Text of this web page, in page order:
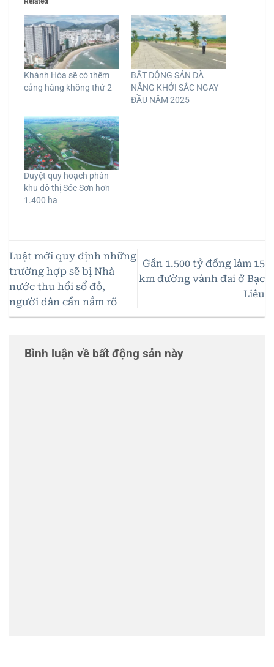
Khánh Hòa sẽ có thêm
cảng hàng không thứ 2
BẤT ĐỘNG SẢN ĐÀ
NẴNG KHỞI SẮC NGAY
ĐẦU NĂM 2025
Duyệt quy hoạch phân
khu đô thị Sóc Sơn hơn
1.400 ha
Luật mới quy định những
trường hợp sẽ bị Nhà
nước thu hồi sổ đỏ,
người dân cần nắm rõ
Gần 1.500 tỷ đồng làm 15
km đường vành đai ở Bạc
Liêu
Bình luận về bất động sản này